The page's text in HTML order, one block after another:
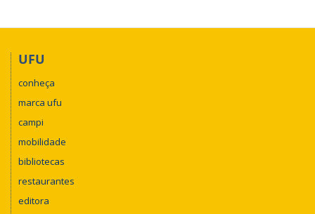
UFU
conheça
marca ufu
campi
mobilidade
bibliotecas
restaurantes
editora